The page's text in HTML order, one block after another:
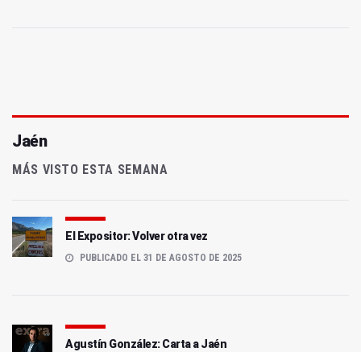
Jaén
MÁS VISTO ESTA SEMANA
El Expositor: Volver otra vez
PUBLICADO EL 31 DE AGOSTO DE 2025
Agustín González: Carta a Jaén